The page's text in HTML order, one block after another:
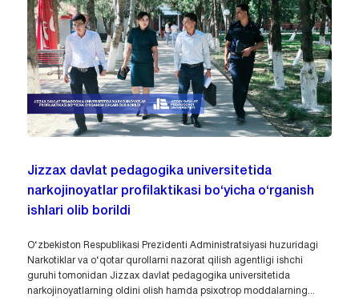
Jizzax davlat pedagogika universitetida
narkojinoyatlar profilaktikasi bo‘yicha o‘rganish
ishlari olib borildi
O‘zbekiston Respublikasi Prezidenti Administratsiyasi huzuridagi
Narkotiklar va o‘qotar qurollarni nazorat qilish agentligi ishchi
guruhi tomonidan Jizzax davlat pedagogika universitetida
narkojinoyatlarning oldini olish hamda psixotrop moddalarning...